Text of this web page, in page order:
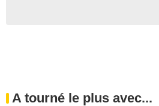
A tourné le plus avec...